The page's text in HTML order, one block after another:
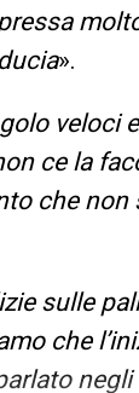
».
veloci
ce la
che non
sulle
che